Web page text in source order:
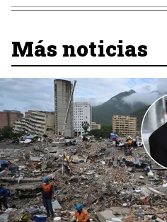
Más noticias